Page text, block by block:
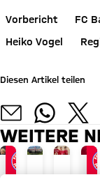
Vorbericht FC
Heiko Vogel
Diesen Artikel teilen
WEITERE
AUDI SUMMER TOUR
JETZT NEUER